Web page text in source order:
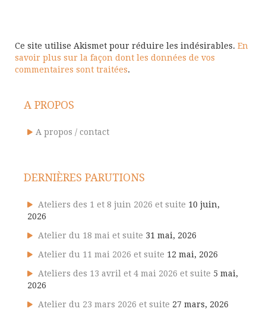
Ce site utilise Akismet pour réduire les indésirables. En
savoir plus sur la façon dont les données de vos
commentaires sont traitées.
A PROPOS
A propos / contact
DERNIÈRES PARUTIONS
Ateliers des 1 et 8 juin 2026 et suite 10 juin,
2026
Atelier du 18 mai et suite 31 mai, 2026
Atelier du 11 mai 2026 et suite 12 mai, 2026
Ateliers des 13 avril et 4 mai 2026 et suite 5 mai,
2026
Atelier du 23 mars 2026 et suite 27 mars, 2026